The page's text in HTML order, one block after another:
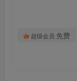
超级会员 免费